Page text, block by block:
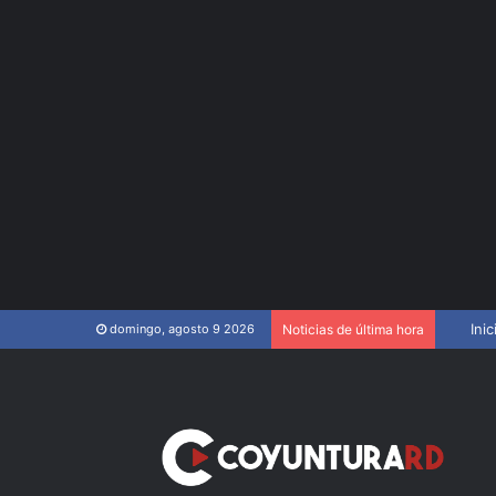
domingo, agosto 9 2026 Noticias de última hora